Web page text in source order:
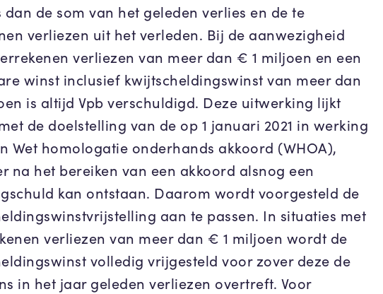
dan de som van het geleden verlies en de te
verliezen uit het verleden. Bij de aanwezigheid
verliezen van meer dan € 1 miljoen en een
winst inclusief kwijtscheldingswinst van meer dan
is altijd Vpb verschuldigd. Deze uitwerking lijkt
de doelstelling van de op 1 januari 2021 in werking
Wet homologatie onderhands akkoord (WHOA),
na het bereiken van een akkoord alsnog een
kan ontstaan. Daarom wordt voorgesteld de
aan te passen. In situaties met
verliezen van meer dan € 1 miljoen wordt de
volledig vrijgesteld voor zover deze de
in het jaar geleden verliezen overtreft. Voor